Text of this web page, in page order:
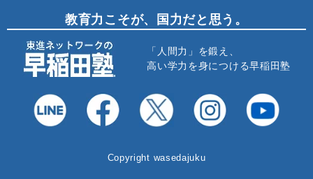
教育力こそが、国力だと思う。
「人間力」を鍛え、
高い学力を身につける早稲田塾
Copyright wasedajuku